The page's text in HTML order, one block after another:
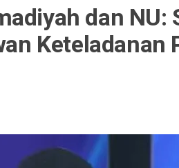
dan NU:
Keteladanan